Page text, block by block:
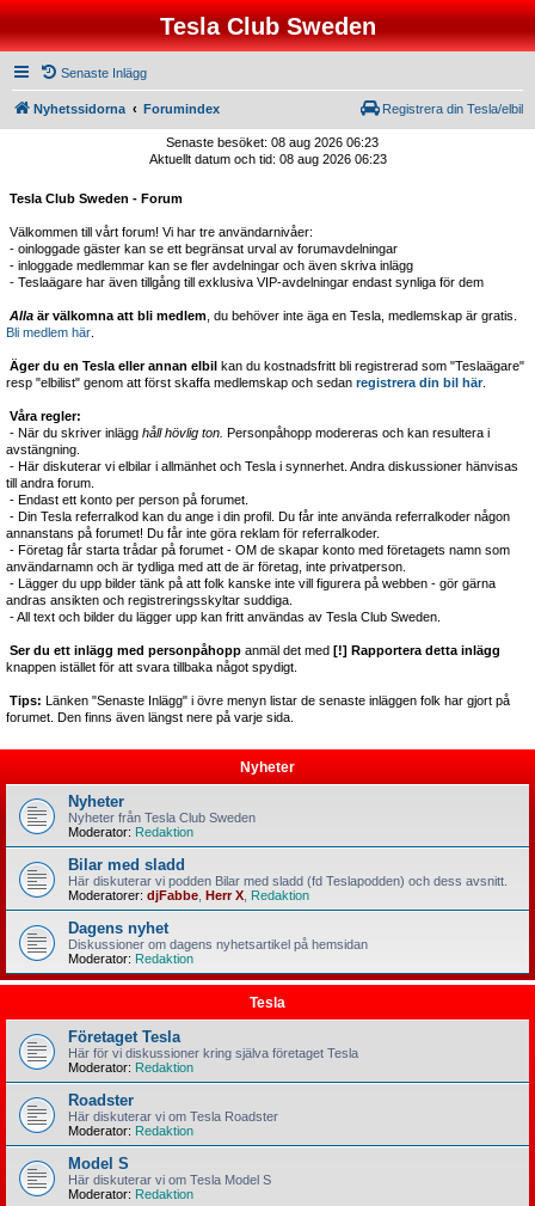
Tesla Club Sweden
Senaste Inlägg
Nyhetssidorna Forumindex Registrera din Tesla/elbil
Senaste besöket: 08 aug 2026 06:23
Aktuellt datum och tid: 08 aug 2026 06:23
Tesla Club Sweden - Forum
Välkommen till vårt forum! Vi har tre användarnivåer:
- oinloggade gäster kan se ett begränsat urval av forumavdelningar
- inloggade medlemmar kan se fler avdelningar och även skriva inlägg
- Teslaägare har även tillgång till exklusiva VIP-avdelningar endast synliga för dem
Alla är välkomna att bli medlem , du behöver inte äga en Tesla, medlemskap är gratis.
Bli medlem här
Äger du en Tesla eller annan elbil kan du kostnadsfritt bli registrerad som "Teslaägare"
resp "elbilist" genom att först skaffa medlemskap och sedan registrera din bil här.
Våra regler:
- När du skriver inlägg håll hövlig ton. Personpåhopp modereras och kan resultera i
avstängning.
- Här diskuterar vi elbilar i allmänhet och Tesla i synnerhet. Andra diskussioner hänvisas
till andra forum.
- Endast ett konto per person på forumet.
- Din Tesla referralkod kan du ange i din profil. Du får inte använda referralkoder någon
annanstans på forumet! Du får inte göra reklam för referralkoder.
- Företag får starta trådar på forumet - OM de skapar konto med företagets namn som
användarnamn och är tydliga med att de är företag, inte privatperson.
- Lägger du upp bilder tänk på att folk kanske inte vill figurera på webben - gör gärna
andras ansikten och registreringsskyltar suddiga.
- All text och bilder du lägger upp kan fritt användas av Tesla Club Sweden.
Ser du ett inlägg med personpåhopp anmäl det med [!] Rapportera detta inlägg
knappen istället för att svara tillbaka något spydigt.
Tips: Länken "Senaste Inlägg" i övre menyn listar de senaste inläggen folk har gjort på
forumet. Den finns även längst nere på varje sida.
Nyheter
Nyheter
Nyheter från Tesla Club Sweden
Moderator: Redaktion
Bilar med sladd
Här diskuterar vi podden Bilar med sladd (fd Teslapodden) och dess avsnitt.
Moderatorer: djFabbe Herr X Redaktion
Dagens nyhet
Diskussioner om dagens nyhetsartikel på hemsidan
Moderator: Redaktion
Tesla
Företaget Tesla
Här för vi diskussioner kring själva företaget Tesla
Moderator: Redaktion
Roadster
Här diskuterar vi om Tesla Roadster
Moderator: Redaktion
Model S
Här diskuterar vi om Tesla Model S
Moderator: Redaktion